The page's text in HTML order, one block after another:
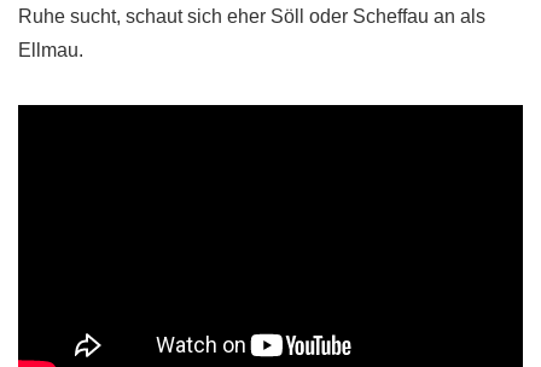
Ruhe sucht, schaut sich eher Söll oder Scheffau an als
Ellmau.